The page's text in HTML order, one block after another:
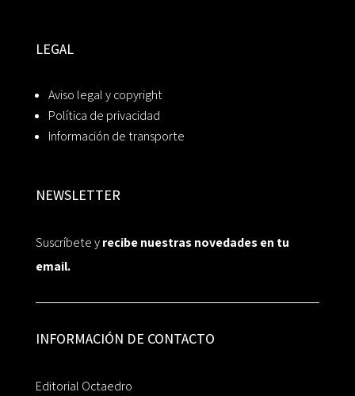
LEGAL
Aviso legal y copyright
Política de privacidad
Información de transporte
NEWSLETTER
Suscríbete yrecibe nuestras novedades en tu
email.
INFORMACIÓN DE CONTACTO
Editorial Octaedro